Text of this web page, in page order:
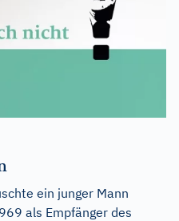
ein junger Mann
als Empfänger des